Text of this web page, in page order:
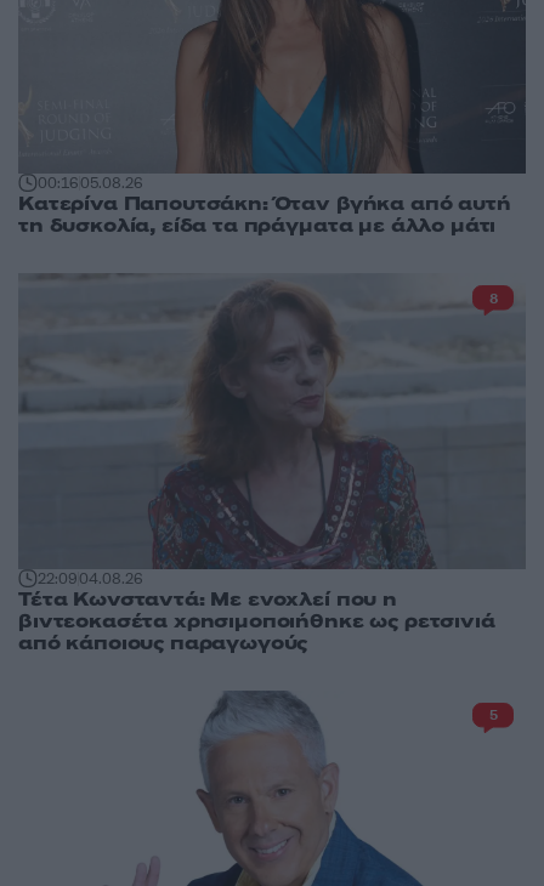
00:1605.08.26
Κατερίνα Παπουτσάκη: Όταν βγήκα από αυτή
τη δυσκολία, είδα τα πράγματα με άλλο μάτι
22:0904.08.26
Τέτα Κωνσταντά: Με ενοχλεί που η
βιντεοκασέτα χρησιμοποιήθηκε ως ρετσινιά
από κάποιους παραγωγούς
8
5